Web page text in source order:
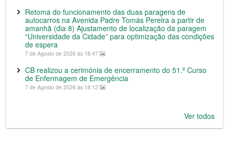
Retoma do funcionamento das duas paragens de
autocarros na Avenida Padre Tomás Pereira a partir de
amanhã (dia 8) Ajustamento de localização da paragem
“Universidade da Cidade” para optimização das condições
de espera
7 de Agosto de 2026 às 18:47
CB realizou a cerimónia de encerramento do 51.º Curso
de Enfermagem de Emergência
7 de Agosto de 2026 às 18:12
Ver todos